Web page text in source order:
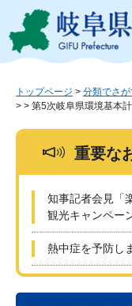
ジ
ュ
トップページ > 分類でさ
> > 第5次岐阜県環境基本
重要な
知事記者会見「
観光キャンペー
熱中症を予防し